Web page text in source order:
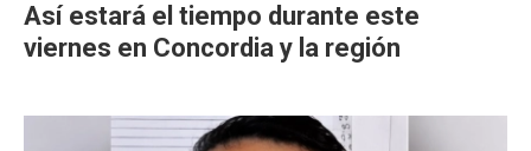
Así estará el tiempo durante este
viernes en Concordia y la región